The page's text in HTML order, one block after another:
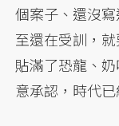
個案子、還沒
至還在受訓，
貼滿了恐龍、
意承認，時代已